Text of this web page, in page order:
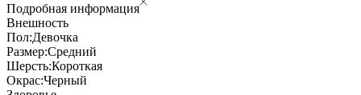
Подробная информация
Внешность
Пол:Девочка
Размер:Средний
Шерсть:Короткая
Окрас:Черный